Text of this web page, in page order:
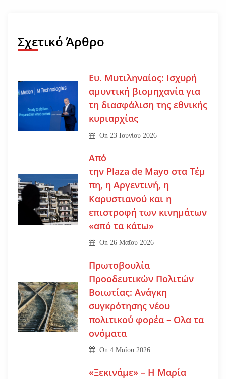
Σχετικό Άρθρο
Ευ. Μυτιληναίος: Ισχυρή
αμυντική βιομηχανία για
τη διασφάλιση της εθνικής
κυριαρχίας
On 23 Ιουνίου 2026
Από
την Plaza de Mayo στα Τέμ
πη, η Αργεντινή, η
Καρυστιανού και η
επιστροφή των κινημάτων
«από τα κάτω»
On 26 Μαΐου 2026
Πρωτοβουλία
Προοδευτικών Πολιτών
Βοιωτίας: Ανάγκη
συγκρότησης νέου
πολιτικού φορέα – Ολα τα
ονόματα
On4 Μαΐου 2026
«Ξεκινάμε» – Η Μαρία